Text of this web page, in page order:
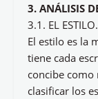
3. ANÁLISIS
3.1. EL ESTILO.
El estilo es la
tiene cada
concibe
clasificar los